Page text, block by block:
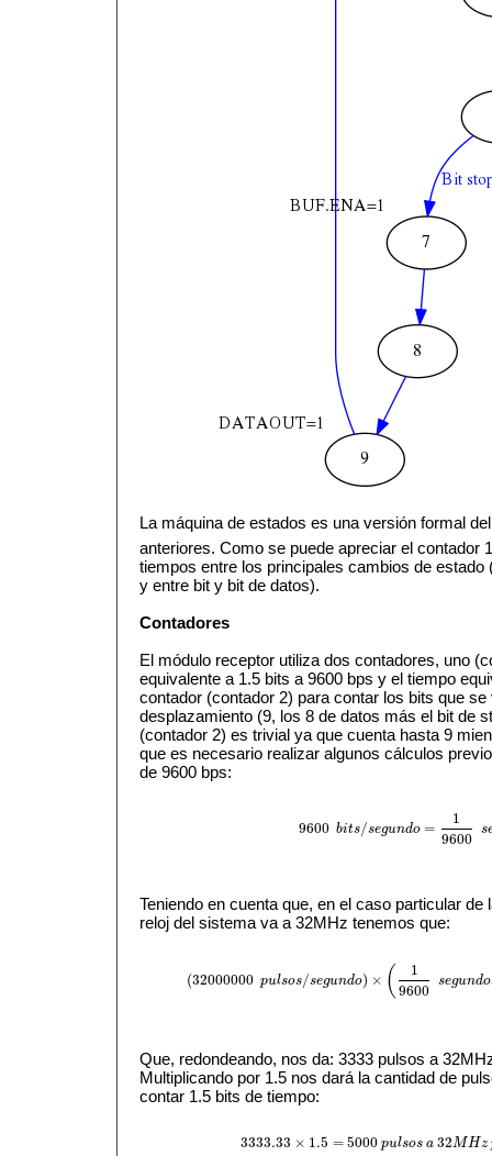
La máquina de estados es una versión formal
anteriores. Como se puede apreciar el contador
tiempos entre los principales cambios de estado
y entre bit y bit de datos).
Contadores
El módulo receptor utiliza dos contadores, uno
equivalente a 1.5 bits a 9600 bps y el tiempo
contador (contador 2) para contar los bits que
desplazamiento (9, los 8 de datos más el bit de
(contador 2) es trivial ya que cuenta hasta 9
que es necesario realizar algunos cálculos
de 9600 bps:
9600 bits/segundo =
1
9600
s
9600 bits/segundo =1 9600 s eg
Teniendo en cuenta que, en el caso particular
reloj del sistema va a 32MHz tenemos que:
(32000000 pulsos/segundo) × (
1
9600
segundo
(32000000 pulsos/segu nd o) ×(19600 segundo
Que, redondeando, nos da: 3333 pulsos a
Multiplicando por 1.5 nos dará la cantidad de
contar 1.5 bits de tiempo:
3333.33 × 1.5 = 5000 pulsos a 32MHz
3333.33× 1.5 =5000 pulsos a 32MHz por